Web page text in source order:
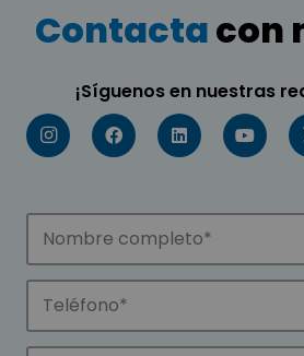
Contactacon
¡Síguenos en nuestras